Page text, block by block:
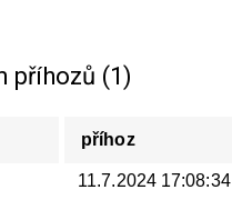
příhozů (1)
příhoz
11.7.2024 17:08:34